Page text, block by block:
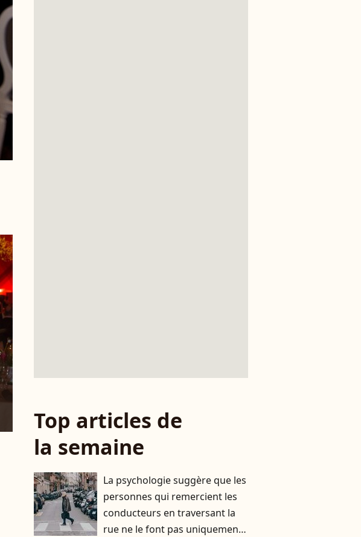
Top articles de
la semaine
La psychologie suggère que les
personnes qui remercient les
conducteurs en traversant la
rue ne le font pas uniquement